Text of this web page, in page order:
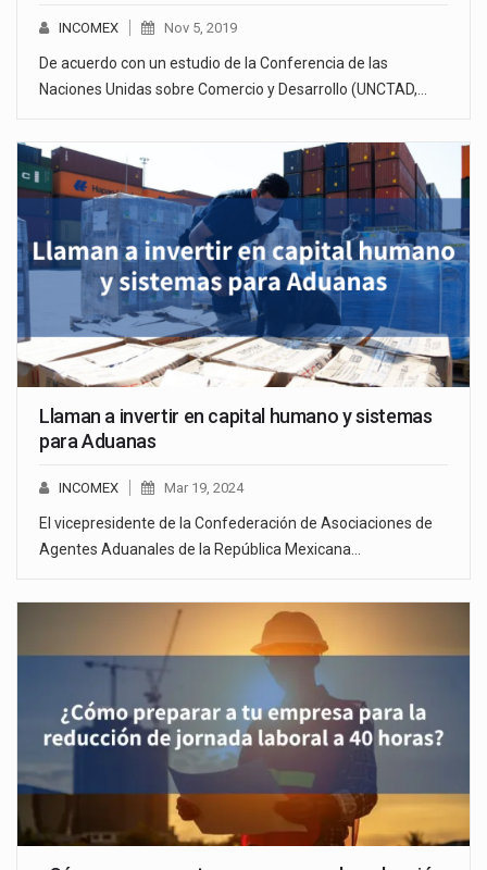
INCOMEX Nov 5, 2019
De acuerdo con un estudio de la Conferencia de las
Naciones Unidas sobre Comercio y Desarrollo (UNCTAD,…
Llaman a invertir en capital humano y sistemas
para Aduanas
INCOMEX Mar 19, 2024
El vicepresidente de la Confederación de Asociaciones de
Agentes Aduanales de la República Mexicana…